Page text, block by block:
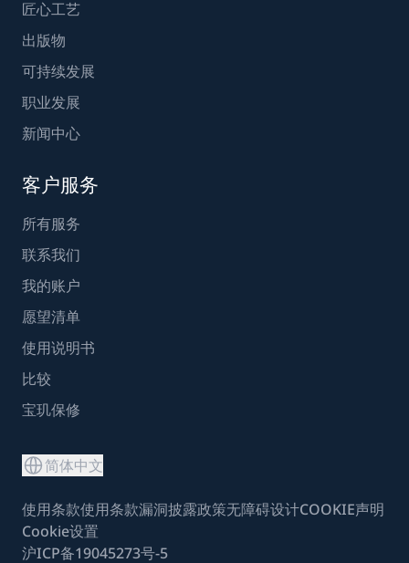
匠心工艺
出版物
可持续发展
职业发展
新闻中心
客户服务
所有服务
联系我们
我的账户
愿望清单
使用说明书
比较
宝玑保修
简体中文
使用条款使用条款漏洞披露政策无障碍设计COOKIE声明
Cookie设置
沪ICP备19045273号-5